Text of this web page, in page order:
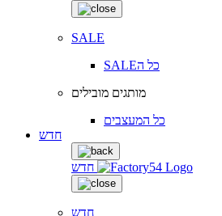
SALE
SALEכל ה
מותגים מובילים
כל המעצבים
חדש
חדש
חדש